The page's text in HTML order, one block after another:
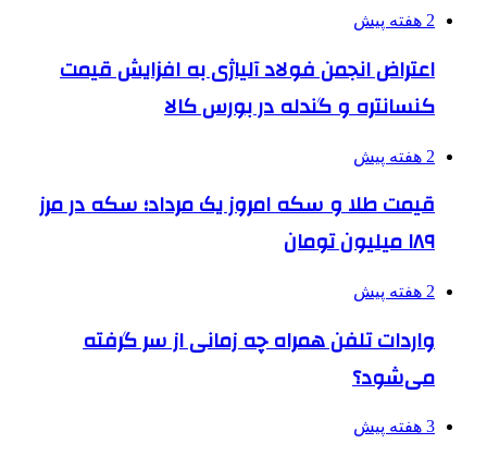
2 هفته پیش
اعتراض انجمن فولاد آلیاژی به افزایش قیمت
کنسانتره و گندله در بورس کالا
2 هفته پیش
قیمت طلا و سکه امروز یک مرداد؛ سکه در مرز
۱۸۹ میلیون تومان
2 هفته پیش
واردات تلفن همراه چه زمانی از سر گرفته
می‌شود؟
3 هفته پیش